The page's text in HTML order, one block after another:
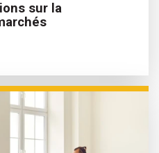
sur la